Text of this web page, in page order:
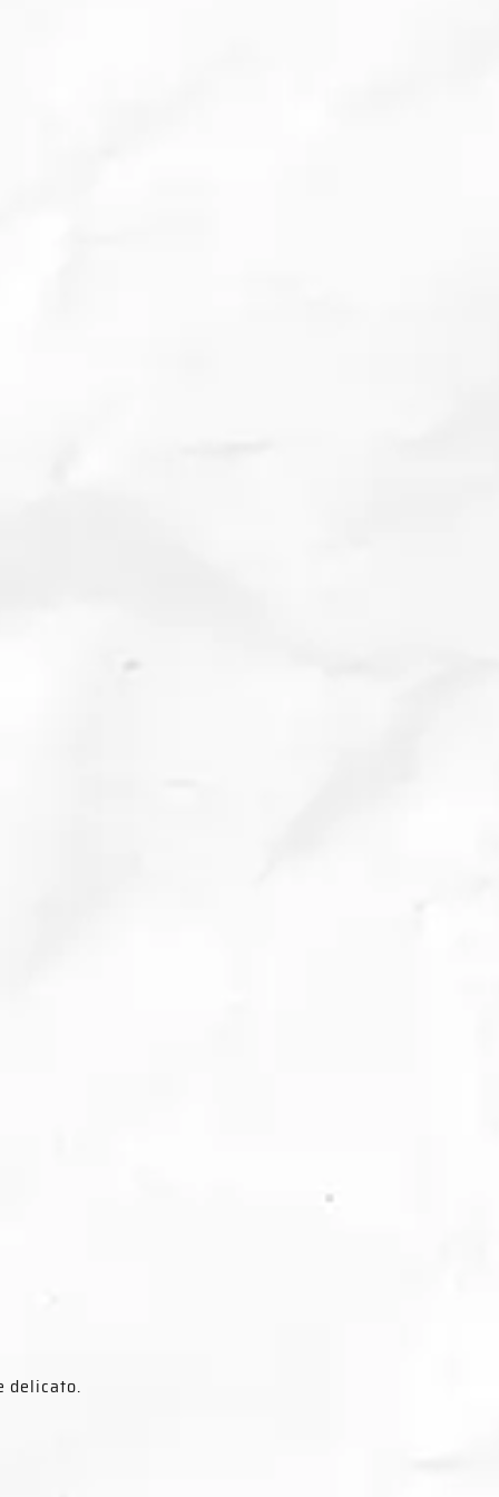
delicato.